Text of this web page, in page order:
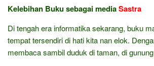
Kelebihan Buku sebagai mediaSastra
Di tengah era informatika sekarang, buku
tempat tersendiri di hati kita nan elok.
membaca sambil duduk di taman, di